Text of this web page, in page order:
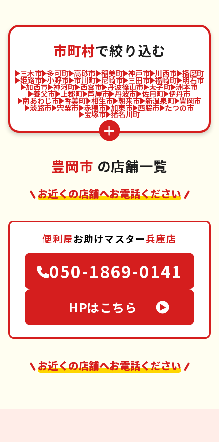
市町村で絞り込む
三木市 多可町 高砂市 稲美町 神戸市 川西市 播磨町
姫路市 小野市 市川町 尼崎市 三田市 福崎町 明石市
加西市 神河町 西宮市 丹波篠山市 太子町 洲本市
養父市 上郡町 芦屋市 丹波市 佐用町 伊丹市
南あわじ市 香美町 相生市 朝来市 新温泉町 豊岡市
淡路市 宍粟市 赤穂市 加東市 西脇市 たつの市
宝塚市 猪名川町
豊岡市 の店舗一覧
お近くの店舗へお電話ください
便利屋お助けマスター兵庫店
050-1869-0141
HPはこちら
お近くの店舗へお電話ください